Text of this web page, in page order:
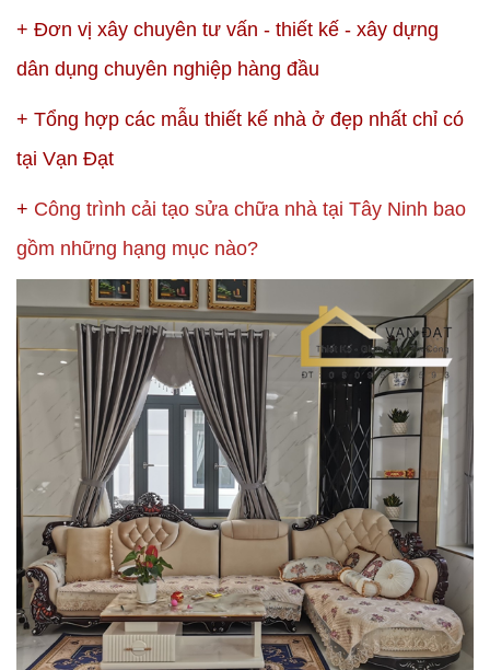
+ Đơn vị xây chuyên tư vấn - thiết kế - xây dựng
dân dụng chuyên nghiệp hàng đầu
+ Tổng hợp các mẫu thiết kế nhà ở đẹp nhất chỉ có
tại Vạn Đạt
+ Công trình cải tạo sửa chữa nhà tại Tây Ninh bao
gồm những hạng mục nào?